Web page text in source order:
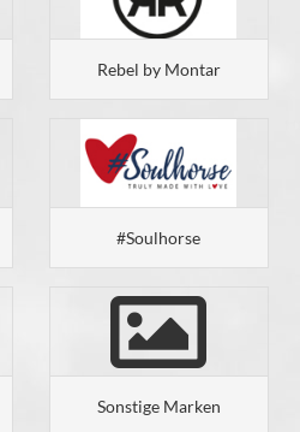
Rebel by Montar
#Soulhorse
Sonstige Marken